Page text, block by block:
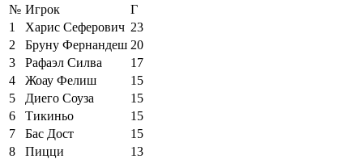
№ Игрок
Г
1
Харис Сеферович 23
2
Бруну Фернандеш 20
3
Рафаэл Силва
17
4
Жоау Фелиш
15
5
Диего Соуза
15
6
Тикиньо
15
7
Бас Дост
15
8
Пицци 13